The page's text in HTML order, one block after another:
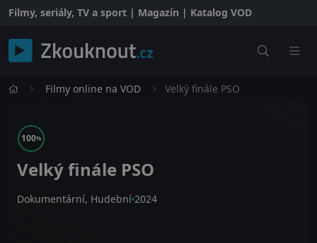
Filmy, seriály, TV a sport | Magazín | Katalog VOD
Filmy online na VOD Velký finále PSO
100%
Velký finále PSO
Dokumentární, Hudební 2024